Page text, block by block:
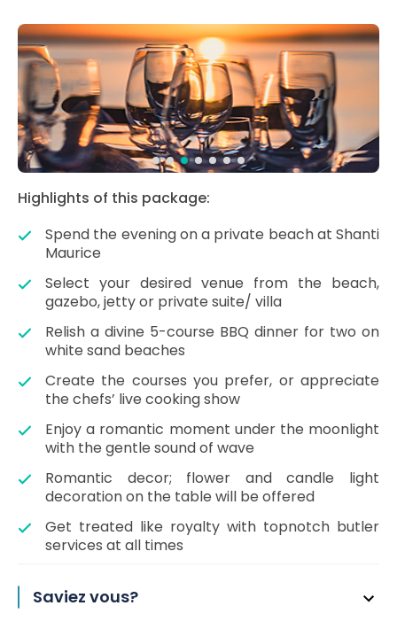
Highlights of this package:
Spend the evening on a private beach at Shanti
Maurice
Select your desired venue from the beach,
gazebo, jetty or private suite/ villa
Relish a divine 5-course BBQ dinner for two on
white sand beaches
Create the courses you prefer, or appreciate
the chefs’ live cooking show
Enjoy a romantic moment under the moonlight
with the gentle sound of wave
Romantic decor; flower and candle light
decoration on the table will be offered
Get treated like royalty with topnotch butler
services at all times
Saviez vous?